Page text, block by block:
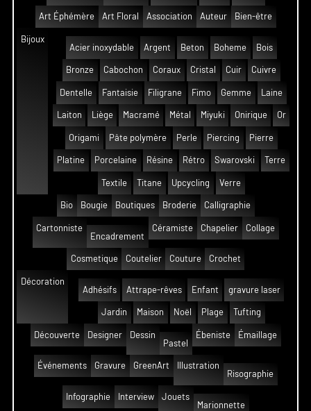
Art Éphémère Art Floral Association Auteur Bien-être
Bijoux
Acier inoxydable
Argent Beton Boheme Bois
Bronze Cabochon Coraux Cristal Cuir Cuivre
Dentelle Fantaisie Filigrane Fimo Gemme Laine
Laiton Liège Macramé Métal Miyuki Onirique Or
Origami Pâte polymère Perle Piercing Pierre
Platine Porcelaine Résine Rétro Swarovski Terre
Textile Titane Upcycling Verre
Bio Bougie Boutiques Broderie Calligraphie
Cartonniste
Encadrement
Céramiste Chapelier Collage
Cosmetique Coutelier Couture Crochet
Décoration
Adhésifs
Attrape-rêves Enfant gravure laser
Jardin Maison Noël Plage Tufting
Découverte Designer
Dessin
Pastel
Ébeniste Émaillage
Événements Gravure GreenArt
Illustration
Risographie
Infographie Interview
Jouets
Marionnette